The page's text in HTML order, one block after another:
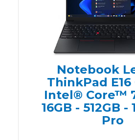
Notebook
ThinkPad E16
Intel® Core™
16GB - 512GB -
Pro